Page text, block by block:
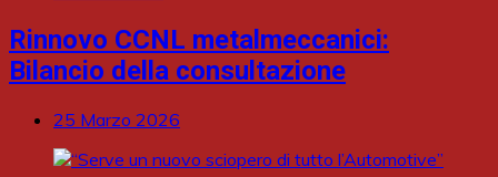
Rinnovo CCNL metalmeccanici:
Bilancio della consultazione
25 Marzo 2026